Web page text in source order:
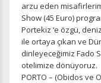
arzu eden
Show (45 Euro)
Portekiz ‘e özgü,
ile ortaya çıkan ve
dinleyeceğimiz Fado
otelimize dönüyoruz.
PORTO – (Obidos ve